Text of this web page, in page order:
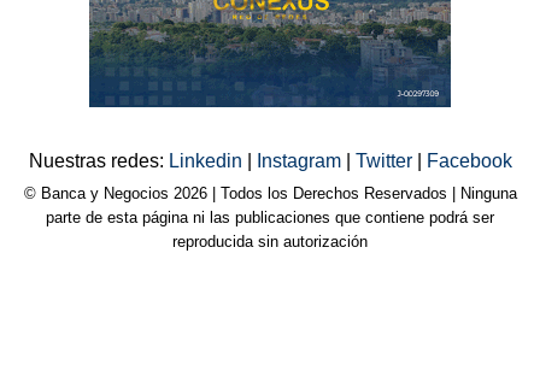
Nuestras redes: Linkedin Instagram Twitter Facebook
© Banca y Negocios 2026 | Todos los Derechos Reservados | Ninguna
parte de esta página ni las publicaciones que contiene podrá ser
reproducida sin autorización